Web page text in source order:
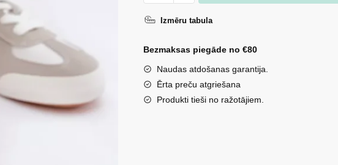
Big
TT274145
balti
daudzums
Izmēru tabula
Bezmaksas piegāde no €80
Naudas atdošanas garantija.
Ērta preču atgriešana
Produkti tieši no ražotājiem.